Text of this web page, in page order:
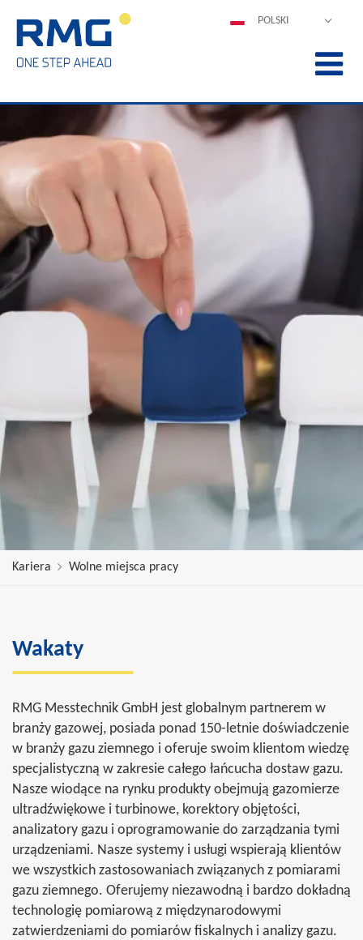
POLSKI
FRANÇAIS
ITALIANO
PORTUGUÊS
Kariera Wolne miejsca pracy
Wakaty
RMG Messtechnik GmbH jest globalnym partnerem w
branży gazowej, posiada ponad 150-letnie doświadczenie
w branży gazu ziemnego i oferuje swoim klientom wiedzę
specjalistyczną w zakresie całego łańcucha dostaw gazu.
Nasze wiodące na rynku produkty obejmują gazomierze
ultradźwiękowe i turbinowe, korektory objętości,
analizatory gazu i oprogramowanie do zarządzania tymi
urządzeniami. Nasze systemy i usługi wspierają klientów
we wszystkich zastosowaniach związanych z pomiarami
gazu ziemnego. Oferujemy niezawodną i bardzo dokładną
technologię pomiarową z międzynarodowymi
zatwierdzeniami do pomiarów fiskalnych i analizy gazu.